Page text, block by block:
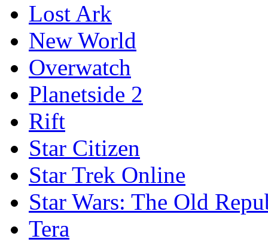
Lost Ark
New World
Overwatch
Planetside 2
Rift
Star Citizen
Star Trek Online
Star Wars: The Old
Tera